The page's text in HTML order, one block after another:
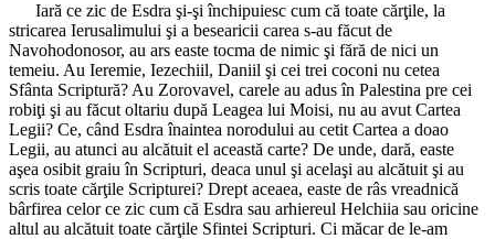
Iară ce zic de Esdra şi-şi închipuiesc cum că toate cărţile, la
stricarea Ierusalimului şi a besearicii carea s-au făcut de
Navohodonosor, au ars easte tocma de nimic şi fără de nici un
temeiu. Au Ieremie, Iezechiil, Daniil şi cei trei coconi nu cetea
Sfânta Scriptură? Au Zorovavel, carele au adus în Palestina pre cei
robiţi şi au făcut oltariu după Leagea lui Moisi, nu au avut Cartea
Legii? Ce, când Esdra înaintea norodului au cetit Cartea a doao
Legii, au atunci au alcătuit el această carte? De unde, dară, easte
aşea osibit graiu în Scripturi, deaca unul şi acelaşi au alcătuit şi au
scris toate cărţile Scripturei? Drept aceaea, easte de râs vreadnică
bârfirea celor ce zic cum că Esdra sau arhiereul Helchiia sau oricine
altul au alcătuit toate cărţile Sfintei Scripturi. Ci măcar de le-am